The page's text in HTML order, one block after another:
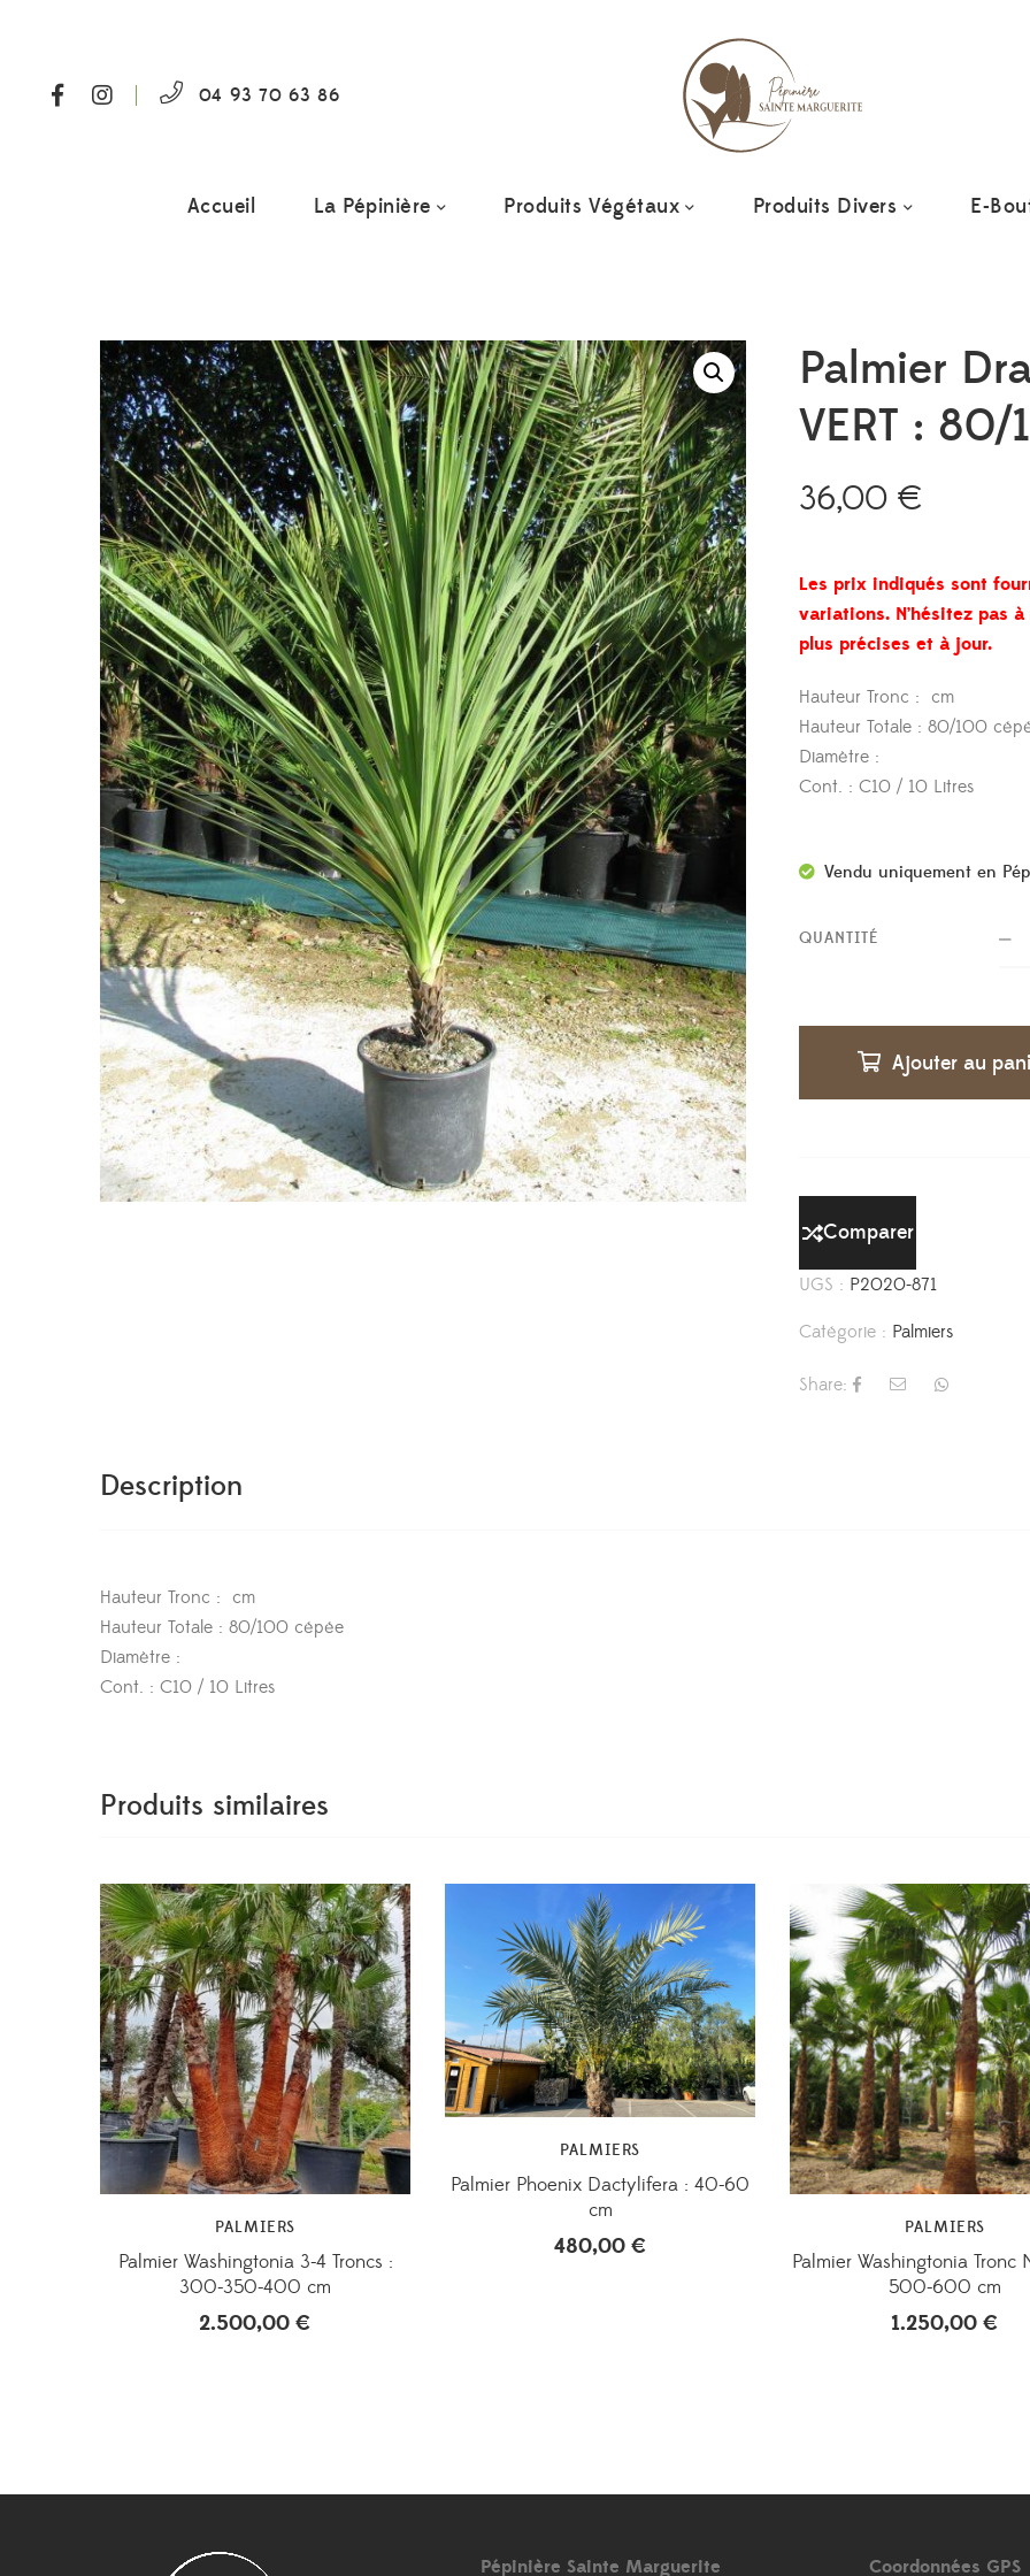
04 93 70 63 86
Accueil La Pépinière Produits Végétaux Produits Divers E-
Palmier
VERT :
36,00€
Les prix indiqués sont
variations. N’hésitez pas
plus précises et à jour.
Hauteur Tronc : cm
Hauteur Totale : 80/100
Diamètre :
Cont. : C10 / 10 Litres
Vendu uniquement en
QUANTITÉ
Ajouter au
Comparer
UGS : P2020-871
Catégorie : Palmiers
Share:
Description
Hauteur Tronc : cm
Hauteur Totale : 80/100 cépée
Diamètre :
Cont. : C10 / 10 Litres
Produits similaires
PALMIERS
Palmier Washingtonia 3-4 Troncs :
300-350-400 cm
2.500,00 €
PALMIERS
Palmier Phoenix Dactylifera : 40-60
cm
480,00 €
PALMIERS
Palmier Washingtonia Tronc
500-600 cm
1.250,00 €
Pépinière Sainte Marguerite Coordonnées GPS